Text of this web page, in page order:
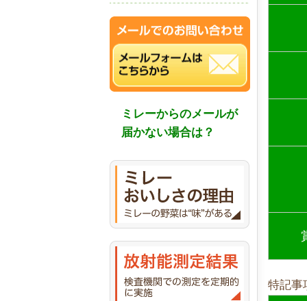
ミレーからのメールが
届かない場合は？
特記事